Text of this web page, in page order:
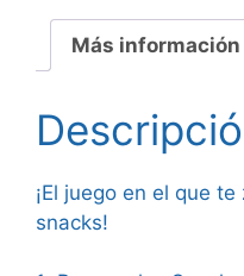
Más información
¡El juego en el que
snacks!